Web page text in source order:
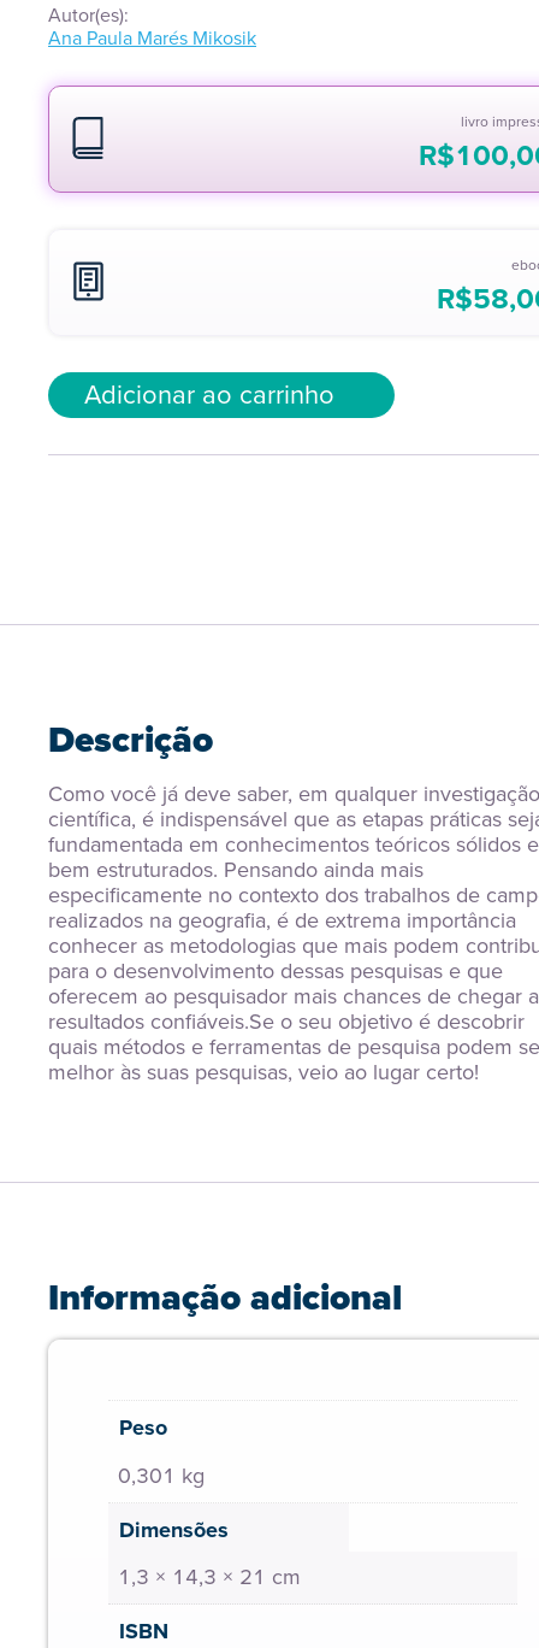
Autor(es):
Ana Paula Marés Mikosik
livro
R$
R$
Adicionar ao carrinho
Descrição
Como você já deve saber, em qualquer investigação
científica, é indispensável que as etapas práticas
fundamentada em conhecimentos teóricos sólidos e
bem estruturados. Pensando ainda mais
especificamente no contexto dos trabalhos de
realizados na geografia, é de extrema importância
conhecer as metodologias que mais podem
para o desenvolvimento dessas pesquisas e que
oferecem ao pesquisador mais chances de chegar a
resultados confiáveis.Se o seu objetivo é descobrir
quais métodos e ferramentas de pesquisa podem
melhor às suas pesquisas, veio ao lugar certo!
Informação adicional
Peso
0,301 kg
Dimensões
1,3 × 14,3 × 21 cm
ISBN